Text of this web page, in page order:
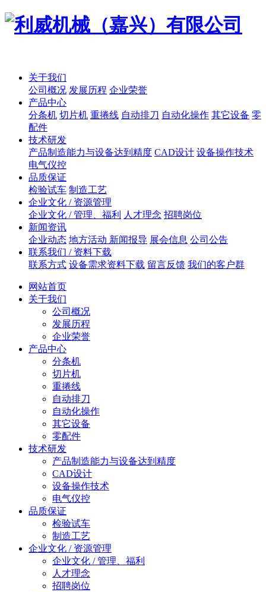
关于我们
公司概况 发展历程 企业荣誉
产品中心
分条机 切片机 重捲线 自动排刀 自动化操作 其它设备 零
配件
技术研发
产品制造能力与设备达到精度 CAD设计 设备操作技术
电气仪控
品质保证
检验试车 制造工艺
企业文化 / 资源管理
企业文化 / 管理、福利
人才理念 招聘岗位
新闻资讯
企业动态 地方活动 新闻报导 展会信息 公司公告
联系我们 / 资料下载
联系方式 设备需求资料下载 留言反馈 我们的客户群
网站首页
关于我们
公司概况
发展历程
企业荣誉
产品中心
分条机
切片机
重捲线
自动排刀
自动化操作
其它设备
零配件
技术研发
产品制造能力与设备达到精度
CAD设计
设备操作技术
电气仪控
品质保证
检验试车
制造工艺
企业文化 / 资源管理
企业文化 / 管理、福利
人才理念
招聘岗位